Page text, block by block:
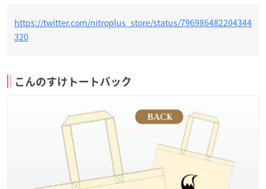
https://twitter.com/nitroplus_store/status/796986482204344
320
こんのすけトートバック